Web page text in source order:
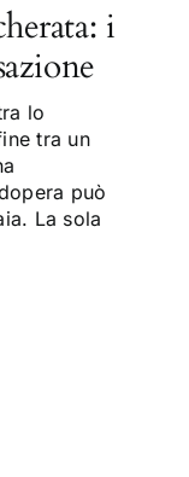
i
lo
tra un
può
La sola